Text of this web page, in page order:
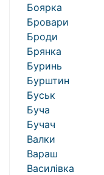
Боярка
Бровари
Броди
Брянка
Буринь
Бурштин
Буськ
Буча
Бучач
Валки
Вараш
Василівка